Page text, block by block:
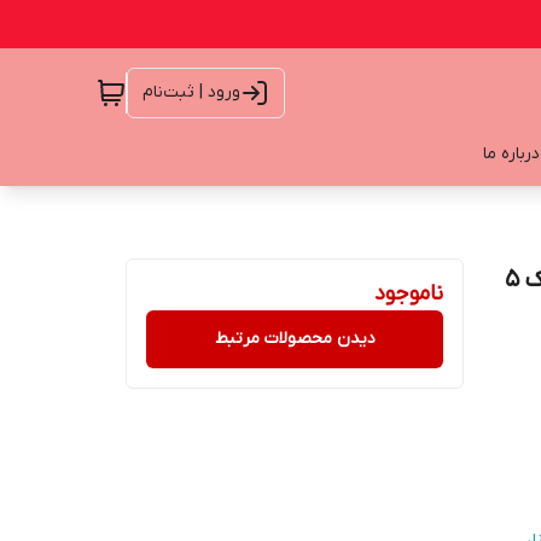
ورود | ثبت‌نام
درباره ما
شورت زنانه HIPSTER(جنیفری) گیپور دار برند esmara پک 5 ناموجود
دیدن محصولات مرتبط